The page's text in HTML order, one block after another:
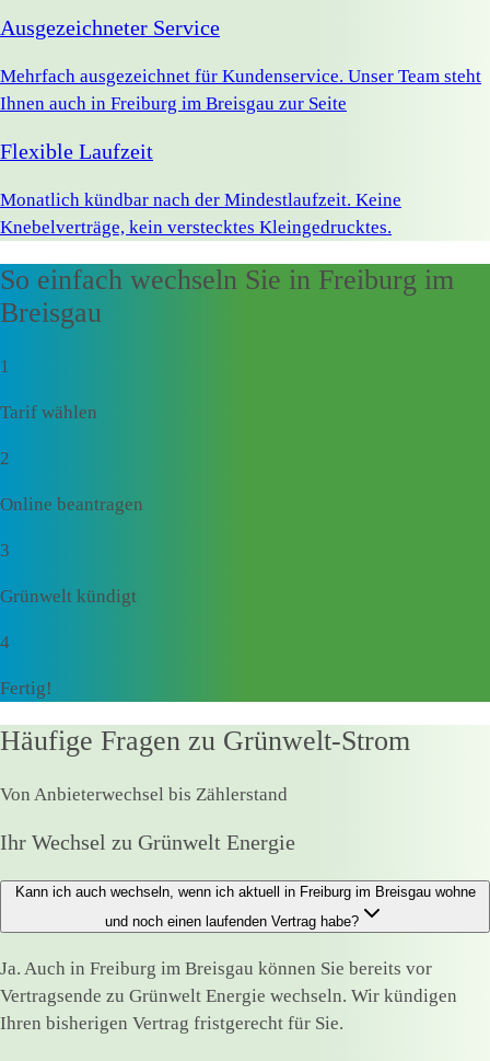
Ausgezeichneter Service
Mehrfach ausgezeichnet für Kundenservice. Unser Team steht
Ihnen auch in Freiburg im Breisgau zur Seite
Flexible Laufzeit
Monatlich kündbar nach der Mindestlaufzeit. Keine
Knebelverträge, kein verstecktes Kleingedrucktes.
So einfach wechseln Sie in Freiburg im
Breisgau
1
Tarif wählen
2
Online beantragen
3
Grünwelt kündigt
4
Fertig!
Häufige Fragen zu Grünwelt-Strom
Von Anbieterwechsel bis Zählerstand
Ihr Wechsel zu Grünwelt Energie
Kann ich auch wechseln, wenn ich aktuell in Freiburg im Breisgau wohne
und noch einen laufenden Vertrag habe?
Ja. Auch in Freiburg im Breisgau können Sie bereits vor
Vertragsende zu Grünwelt Energie wechseln. Wir kündigen
Ihren bisherigen Vertrag fristgerecht für Sie.